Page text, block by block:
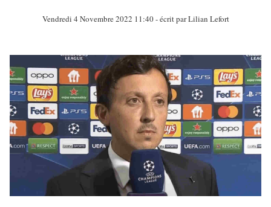
Vendredi 4 Novembre 2022 11:40 - écrit parLilian Lefort